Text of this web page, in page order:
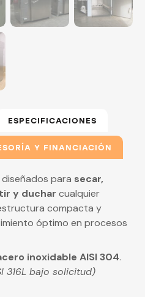
ESPECIFICACIONES
Y FINANCIACIÓN
para secar,
y duchar cualquier
compacta y
óptimo en procesos
inoxidable AISI 304.
316L bajo solicitud)